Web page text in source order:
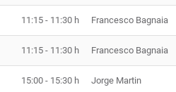
11:15 - 11:30 h Francesco Bagnaia
11:15 - 11:30 h Francesco Bagnaia
15:00 - 15:30 h Jorge Martin